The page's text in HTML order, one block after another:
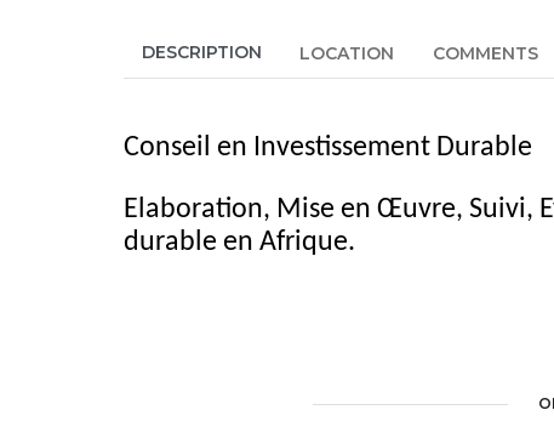
DESCRIPTION LOCATION COMMENTS
Conseil en Investissement Durable
Elaboration, Mise en Œuvre, Suivi,
durable en Afrique.